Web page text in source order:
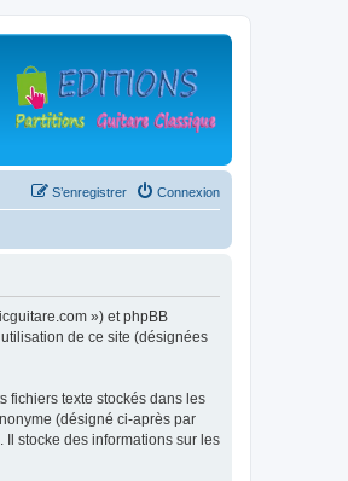
Connexion
S’enregistrer
») et phpBB
de ce site (désignées
fichiers texte stockés dans les
(désigné ci-après par
stocke des informations sur les